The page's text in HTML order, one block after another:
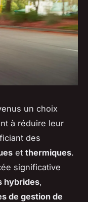
un choix
à réduire leur
des
et thermiques.
significative
hybrides,
de gestion de